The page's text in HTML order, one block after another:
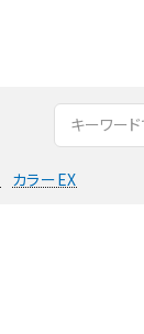
カラーEX